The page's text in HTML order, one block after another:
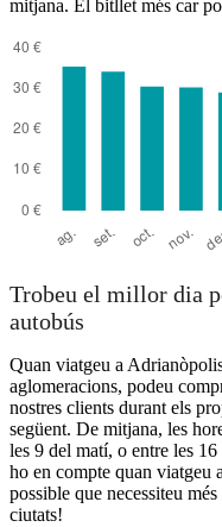
mitjana. El bitllet més car
Trobeu el millor dia
autobús
Quan viatgeu a
aglomeracions, podeu
nostres clients durant els
següent. De mitjana, les
les 9 del matí, o entre les
ho en compte quan viatgeu
possible que necessiteu
ciutats!